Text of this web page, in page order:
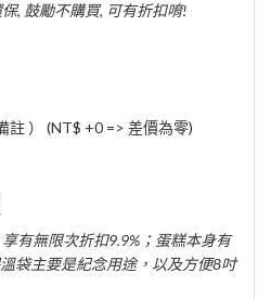
, 鼓勵不購買, 可有折扣唷!
註 ） (NT$ +0 => 差價為零)
有無限次折扣9.9%；蛋糕本身有
袋主要是紀念用途，以及方便8吋